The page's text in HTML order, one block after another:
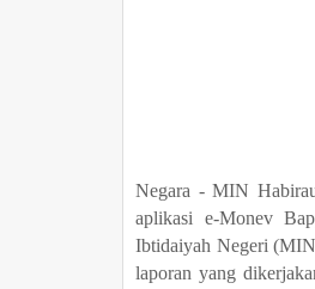
Negara - MIN
aplikasi e-Monev
Ibtidaiyah Negeri
laporan yang